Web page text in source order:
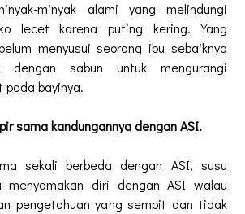
minyak alami yang melindungi
lecet karena puting kering. Yang
menyusui seorang ibu sebaiknya
dengan sabun untuk mengurangi
pada bayinya.
sama kandungannya dengan ASI.
sekali berbeda dengan ASI, susu
menyamakan diri dengan ASI walau
pengetahuan yang sempit dan tidak